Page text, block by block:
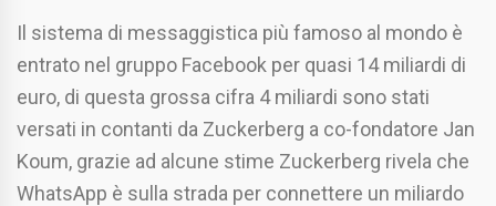
Il sistema di messaggistica più famoso al mondo è
entrato nel gruppo Facebook per quasi 14 miliardi di
euro, di questa grossa cifra 4 miliardi sono stati
versati in contanti da Zuckerberg a co-fondatore Jan
Koum, grazie ad alcune stime Zuckerberg rivela che
WhatsApp è sulla strada per connettere un miliardo